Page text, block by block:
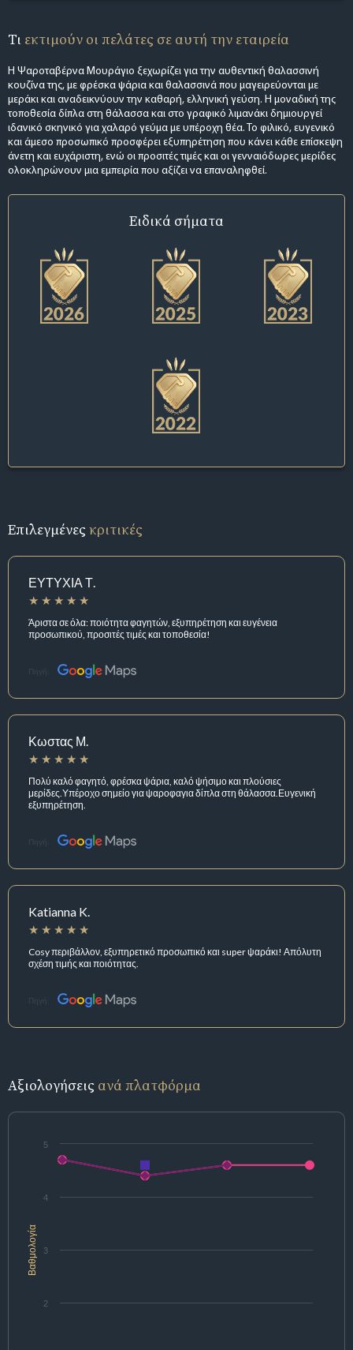
Τι εκτιμούν οι πελάτες σε αυτή την εταιρεία
Η Ψαροταβέρνα Μουράγιο ξεχωρίζει για την αυθεντική θαλασσινή
κουζίνα της, με φρέσκα ψάρια και θαλασσινά που μαγειρεύονται με
μεράκι και αναδεικνύουν την καθαρή, ελληνική γεύση. Η μοναδική της
τοποθεσία δίπλα στη θάλασσα και στο γραφικό λιμανάκι δημιουργεί
ιδανικό σκηνικό για χαλαρό γεύμα με υπέροχη θέα. Το φιλικό, ευγενικό
και άμεσο προσωπικό προσφέρει εξυπηρέτηση που κάνει κάθε επίσκεψη
άνετη και ευχάριστη, ενώ οι προσιτές τιμές και οι γενναιόδωρες μερίδες
ολοκληρώνουν μια εμπειρία που αξίζει να επαναληφθεί.
Ειδικά σήματα
Επιλεγμένεςκριτικές
ΕΥΤΥΧΙΑ Τ.
Άριστα σε όλα: ποιότητα φαγητών, εξυπηρέτηση και ευγένεια
προσωπικού, προσιτές τιμές και τοποθεσία!
Πηγή:
Κωστας Μ.
Πολύ καλό φαγητό, φρέσκα ψάρια, καλό ψήσιμο και πλούσιες
μερίδες.Υπέροχο σημείο για ψαροφαγια δίπλα στη θάλασσα.Ευγενική
εξυπηρέτηση.
Πηγή:
Katianna K.
Cosy περιβάλλον, εξυπηρετικό προσωπικό και super ψαράκι! Απόλυτη
σχέση τιμής και ποιότητας.
Πηγή:
Αξιολογήσεις ανά πλατφόρμα
Βαθμολογία
2
3
4
5